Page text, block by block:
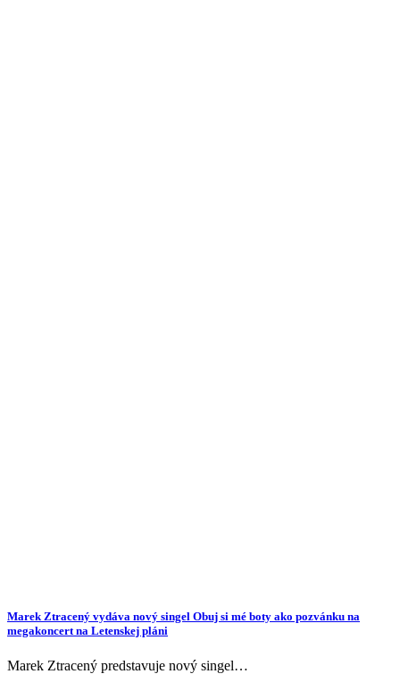
Marek Ztracený vydáva nový singel Obuj si mé boty ako pozvánku na
megakoncert na Letenskej pláni
Marek Ztracený predstavuje nový singel…